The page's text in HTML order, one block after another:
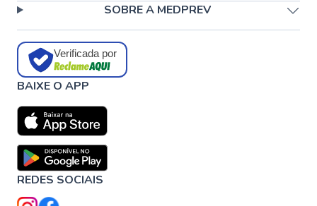
SOBRE A MEDPREV
Verificada por
BAIXE O APP
REDES SOCIAIS